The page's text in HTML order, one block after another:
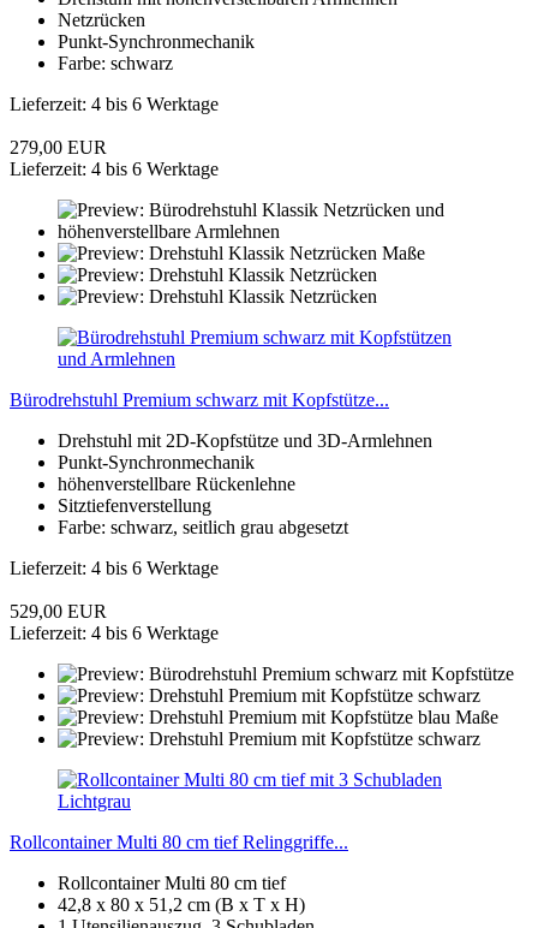
Netzrücken
Punkt-Synchronmechanik
Farbe: schwarz
Lieferzeit: 4 bis 6 Werktage
279,00 EUR
Lieferzeit: 4 bis 6 Werktage
Bürodrehstuhl Premium schwarz mit Kopfstütze...
Drehstuhl mit 2D-Kopfstütze und 3D-Armlehnen
Punkt-Synchronmechanik
höhenverstellbare Rückenlehne
Sitztiefenverstellung
Farbe: schwarz, seitlich grau abgesetzt
Lieferzeit: 4 bis 6 Werktage
529,00 EUR
Lieferzeit: 4 bis 6 Werktage
Rollcontainer Multi 80 cm tief Relinggriffe...
Rollcontainer Multi 80 cm tief
42,8 x 80 x 51,2 cm (B x T x H)